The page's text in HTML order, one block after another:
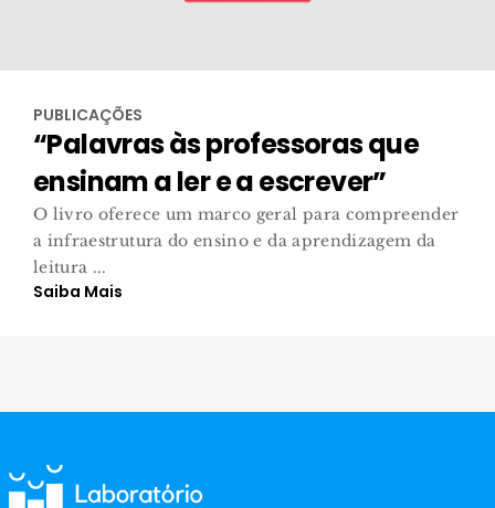
PUBLICAÇÕES
“Palavras às professoras que
ensinam a ler e a escrever”
O livro oferece um marco geral para compreender
a infraestrutura do ensino e da aprendizagem da
leitura ...
Saiba Mais